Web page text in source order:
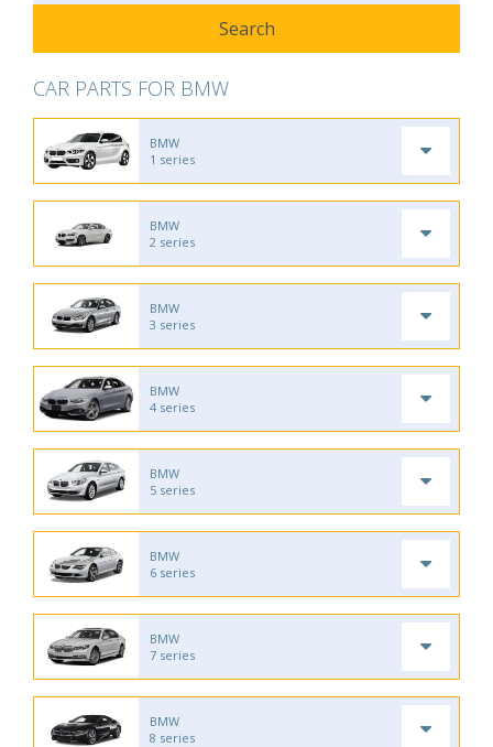
CAR PARTS FOR BMW
BMW
1 series
BMW
2 series
BMW
3 series
BMW
4 series
BMW
5 series
BMW
6 series
BMW
7 series
BMW
8 series